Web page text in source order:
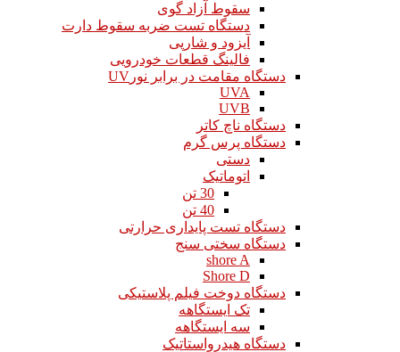
سقوط آزاد گوی
دستگاه تست ضربه سقوط دارت
آیزود و شارپی
فالینگ قطعات خودرویی
دستگاه مقامت در برابر نورUV
UVA
UVB
دستگاه ناچ کاتر
دستگاه پرس گرم
دستی
اتوماتیک
30 تن
40 تن
دستگاه تست پایداری حرارتی
دستگاه سختی سنج
shore A
Shore D
دستگاه دوخت فیلم پلاستیکی
تک ایستگاهه
سه ایستگاهه
دستگاه هیدرواستاتیک